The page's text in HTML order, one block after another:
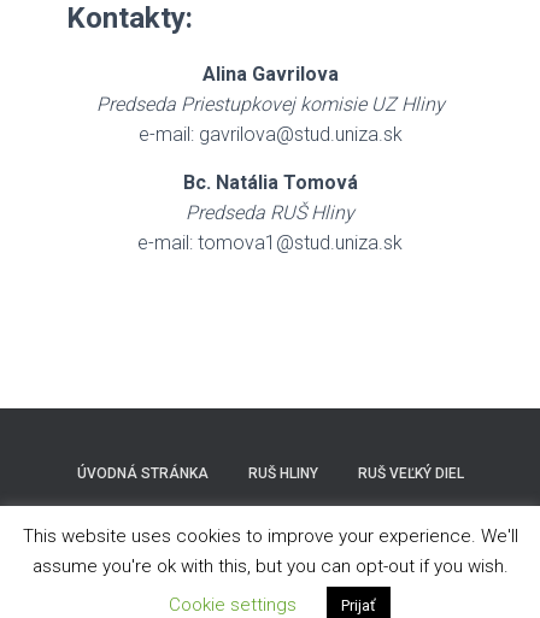
Kontakty:
Alina Gavrilova
Predseda Priestupkovej komisie UZ Hliny
e-mail: gavrilova@stud.uniza.sk
Bc. Natália Tomová
Predseda RUŠ Hliny
e-mail: tomova1@stud.uniza.sk
ÚVODNÁ STRÁNKA RUŠ HLINY RUŠ VEĽKÝ DIEL
O NÁS
| Powered byWordPress
This website uses cookies to improve your experience. We'll
assume you're ok with this, but you can opt-out if you wish.
Cookie settings
Prijať